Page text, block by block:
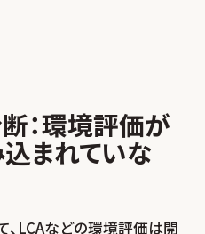
：環境評価が
まれていな
、LCAなどの環境評価は開